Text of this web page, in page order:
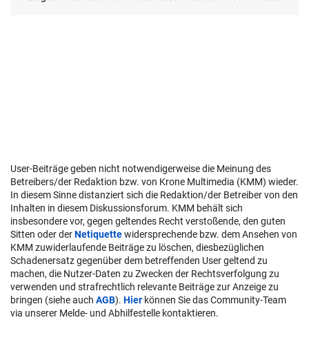
User-Beiträge geben nicht notwendigerweise die Meinung des
Betreibers/der Redaktion bzw. von Krone Multimedia (KMM) wieder.
In diesem Sinne distanziert sich die Redaktion/der Betreiber von den
Inhalten in diesem Diskussionsforum. KMM behält sich
insbesondere vor, gegen geltendes Recht verstoßende, den guten
Sitten oder derNetiquettewidersprechende bzw. dem Ansehen von
KMM zuwiderlaufende Beiträge zu löschen, diesbezüglichen
Schadenersatz gegenüber dem betreffenden User geltend zu
machen, die Nutzer-Daten zu Zwecken der Rechtsverfolgung zu
verwenden und strafrechtlich relevante Beiträge zur Anzeige zu
bringen (siehe auch AGB). Hier können Sie das Community-Team
via unserer Melde- und Abhilfestelle kontaktieren.